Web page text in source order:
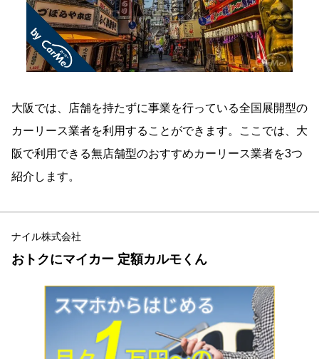
大阪では、店舗を持たずに事業を行っている全国展開型の
カーリース業者を利用することができます。ここでは、大
阪で利用できる無店舗型のおすすめカーリース業者を3つ
紹介します。
ナイル株式会社
おトクにマイカー 定額カルモくん